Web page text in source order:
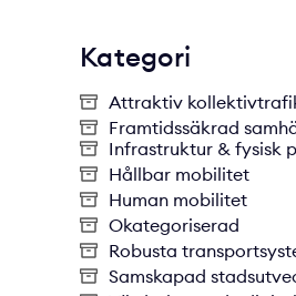
Kategori
Attraktiv
Framtidssäkrad
Infrastruktur & fysisk
Hållbar mobilitet
Human mobilitet
Okategoriserad
Robusta
Samskapad